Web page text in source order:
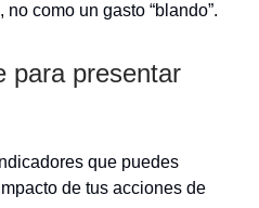
como un gasto “blando”.
para presentar
que puedes
de tus acciones de